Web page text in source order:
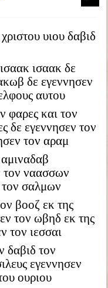
υιου δαβιδ
ισαακ δε
δε εγεννησεν
αυτου
φαρες και τον
δε εγεννησεν τον
τον αραμ
τον ναασσων
σαλμων
βοοζ εκ της
τον ωβηδ εκ της
τον ιεσσαι
δαβιδ τον
εγεννησεν
ουριου